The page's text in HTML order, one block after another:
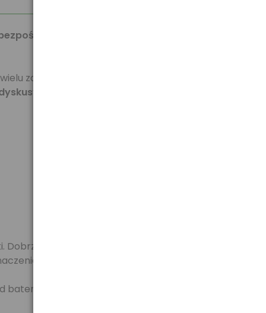
od producenta, gwarantuje to
zakładach laryngologicznych. Uważane są za
znoszą rozładowanie wysokim prądem.
w przypadku wielu urządzeń medycznych.
srebrowych). Dodatkowo baterie działają